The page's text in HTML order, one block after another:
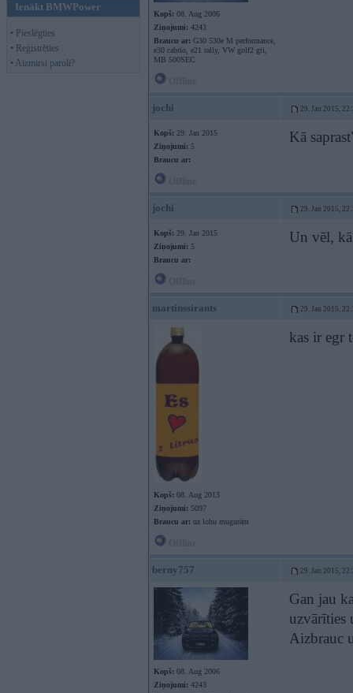
Ienākt BMWPower
• Pieslēgties
• Reģistrēties
• Aizmirsi paroli?
Kopš: 08. Aug 2006
Ziņojumi: 4243
Braucu ar: G30 530e M performance,
e30 cabrio, e21 rally, VW golf2 gti,
MB 500SEC
jochi 29. Jan 2015,
Kopš: 29. Jan 2015
Ziņojumi: 5
Braucu ar:
Kā
jochi 29. Jan 2015,
Kopš: 29. Jan 2015
Ziņojumi: 5
Braucu ar:
Un vēl,
martinssirants 29. Jan 2015,
Kopš: 08. Aug 2013
Ziņojumi: 5097
Braucu ar: uz lohu mugurām
kas ir egr
berny757 29. Jan 2015,
Kopš: 08. Aug 2006
Ziņojumi: 4243
Gan jau
uzvārīties
Aizbrauc